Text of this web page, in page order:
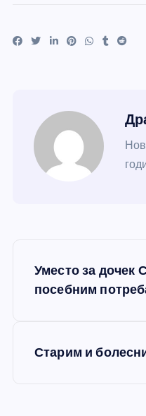
Уместо за дочек
посебним
Старим и